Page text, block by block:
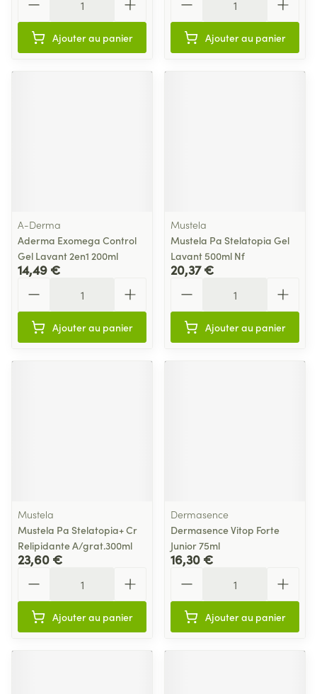
Ajouter au panier Ajouter au panier
A-Derma
Aderma Exomega Control
Gel Lavant 2en1 200ml
14,49 €
Ajouter au panier
Mustela
Mustela Pa Stelatopia Gel
Lavant 500ml Nf
20,37 €
Ajouter au panier
Mustela
Mustela Pa Stelatopia+ Cr
Relipidante A/grat.300ml
23,60 €
Ajouter au panier
Dermasence
Dermasence Vitop Forte
Junior 75ml
16,30 €
Ajouter au panier